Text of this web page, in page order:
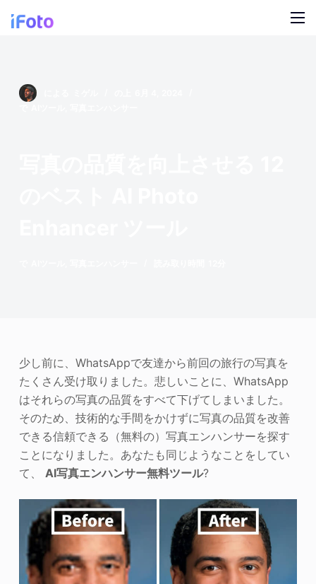
コ
ツ
AI ファッションモデル
画像の著作権
ブログ
少し前に、WhatsAppで友達から前回の旅行の写真を
たくさん受け取りました。悲しいことに、WhatsApp
はそれらの写真の品質をすべて下げてしまいました。
そのため、技術的な手間をかけずに写真の品質を改善
できる信頼できる（無料の）写真エンハンサーを探す
ことになりました。あなたも同じようなことをしてい
て、 AI写真エンハンサー無料ツール?